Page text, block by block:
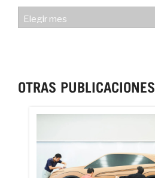
HISTORIAL
OTRAS PUBLICACIONES